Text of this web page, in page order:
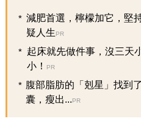
減肥首選，檸檬加它，堅
疑人生PR
起床就先做件事，沒三天
小！
PR
腹部脂肪的「剋星」找到
囊，瘦出...PR